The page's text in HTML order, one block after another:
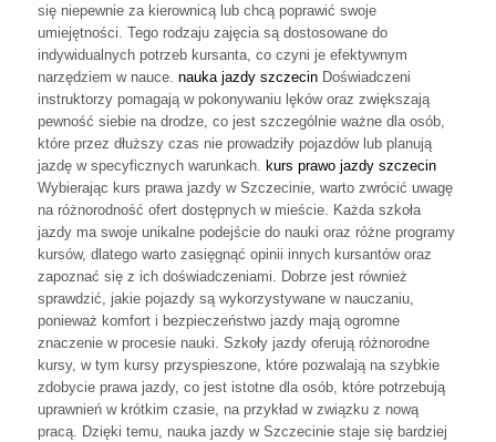
się niepewnie za kierownicą lub chcą poprawić swoje
umiejętności. Tego rodzaju zajęcia są dostosowane do
indywidualnych potrzeb kursanta, co czyni je efektywnym
narzędziem w nauce. nauka jazdy szczecin Doświadczeni
instruktorzy pomagają w pokonywaniu lęków oraz zwiększają
pewność siebie na drodze, co jest szczególnie ważne dla osób,
które przez dłuższy czas nie prowadziły pojazdów lub planują
jazdę w specyficznych warunkach. kurs prawo jazdy szczecin
Wybierając kurs prawa jazdy w Szczecinie, warto zwrócić uwagę
na różnorodność ofert dostępnych w mieście. Każda szkoła
jazdy ma swoje unikalne podejście do nauki oraz różne programy
kursów, dlatego warto zasięgnąć opinii innych kursantów oraz
zapoznać się z ich doświadczeniami. Dobrze jest również
sprawdzić, jakie pojazdy są wykorzystywane w nauczaniu,
ponieważ komfort i bezpieczeństwo jazdy mają ogromne
znaczenie w procesie nauki. Szkoły jazdy oferują różnorodne
kursy, w tym kursy przyspieszone, które pozwalają na szybkie
zdobycie prawa jazdy, co jest istotne dla osób, które potrzebują
uprawnień w krótkim czasie, na przykład w związku z nową
pracą. Dzięki temu, nauka jazdy w Szczecinie staje się bardziej